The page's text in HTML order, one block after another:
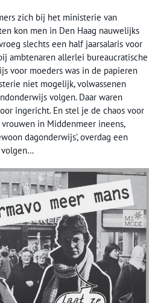
zich bij het ministerie van
kon men in Den Haag nauwelijks
slechts een half jaarsalaris voor
ambtenaren allerlei bureaucratische
voor moeders was in de papieren
niet mogelijk, volwassenen
volgen. Daar waren
ingericht. En stel je de chaos voor
in Middenmeer ineens,
dagonderwijs’, overdag een